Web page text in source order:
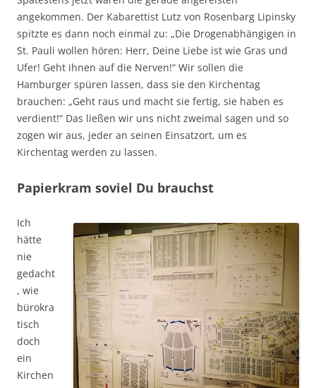
angekommen. Der Kabarettist Lutz von Rosenbarg Lipinsky
spitzte es dann noch einmal zu: „Die Drogenabhängigen in
St. Pauli wollen hören: Herr, Deine Liebe ist wie Gras und
Ufer! Geht ihnen auf die Nerven!“ Wir sollen die
Hamburger spüren lassen, dass sie den Kirchentag
brauchen: „Geht raus und macht sie fertig, sie haben es
verdient!“ Das ließen wir uns nicht zweimal sagen und so
zogen wir aus, jeder an seinen Einsatzort, um es
Kirchentag werden zu lassen.
Papierkram soviel Du brauchst
Ich
hätte
nie
gedacht
, wie
bürokra
tisch
doch
ein
Kirchen